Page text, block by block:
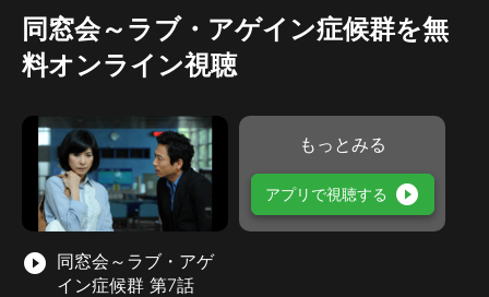
同窓会～ラブ・アゲイン症候群を無
料オンライン視聴
play_circle_filled 同窓会～ラブ・アゲ
イン症候群 第7話
もっとみる
アプリで視聴する play_circle_filled